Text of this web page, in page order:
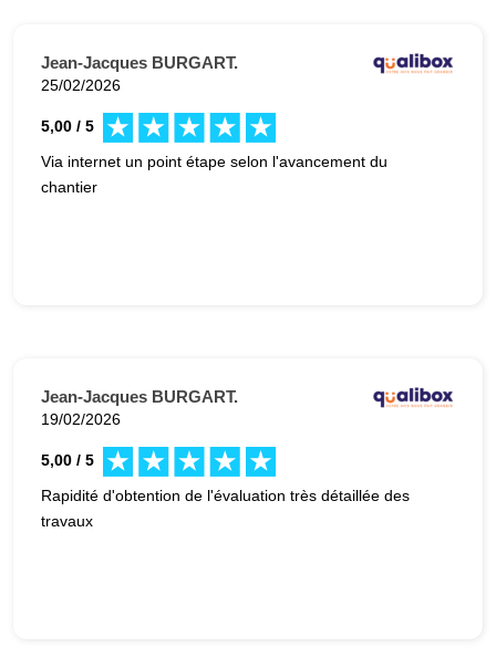
Jean-Jacques BURGART.
25/02/2026
5,00 / 5
Via internet un point étape selon l'avancement du
chantier
Jean-Jacques BURGART.
19/02/2026
5,00 / 5
Rapidité d'obtention de l'évaluation très détaillée des
travaux